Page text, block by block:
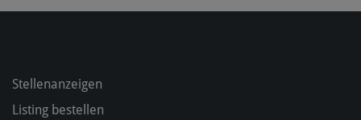
Stellenanzeigen
Listing bestellen